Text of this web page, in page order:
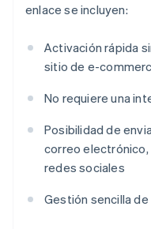
enlace se incluyen:
Activación rápida
sitio de e-
No requiere una
Posibilidad de
correo electrónico,
redes sociales
Gestión sencilla